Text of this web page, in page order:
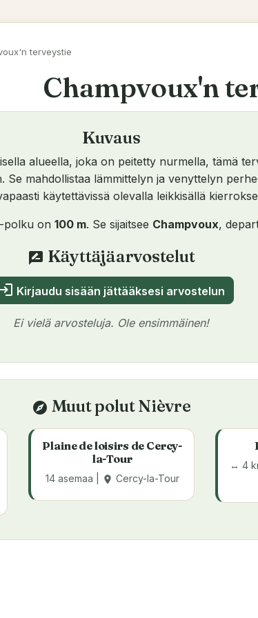
terveystie
Champvoux'n
Kuvaus
alueella, joka on peitetty nurmella, tämä
mahdollistaa lämmittelyn ja venyttelyn
käytettävissä olevalla leikkisällä
-polku on100 m. Se sijaitsee Champvoux,
rate_review Käyttäjäarvostelut
Kirjaudu sisään jättääksesi arvostelun
Ei vielä arvosteluja. Ole ensimmäinen!
explore Muut polut Nièvre
Plaine de loisirs de Cercy-
la-Tour
14 asemaa | place Cercy-la-Tour
↔ 4